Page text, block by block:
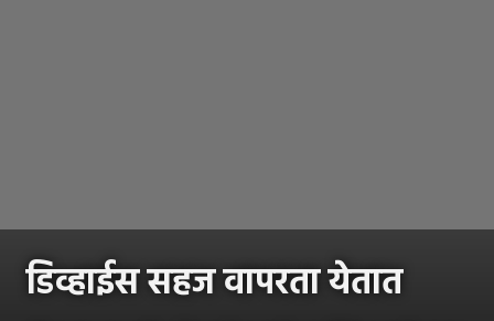
डिव्हाईस सहज वापरता येतात